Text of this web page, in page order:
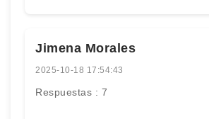
Jimena Morales
2025-10-18 17:54:43
Respuestas : 7